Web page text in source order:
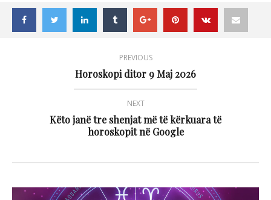
PREVIOUS
Horoskopi ditor 9 Maj 2026
NEXT
Këto janë tre shenjat më të kërkuara të
horoskopit në Google